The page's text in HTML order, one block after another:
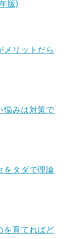
版)
メリットだら
悩みは対策で
をタダで理論
を育てればど